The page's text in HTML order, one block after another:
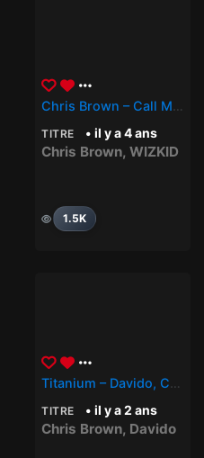
Chris Brown – Call Me Every Day (feat. WizKid)
TITRE • il y a 4 ans
Chris Brown, WIZKID
1.5K
Titanium – Davido, Chris Brown
TITRE • il y a 2 ans
Chris Brown, Davido